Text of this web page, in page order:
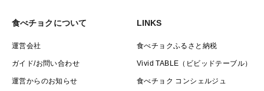
食べチョクについて
運営会社
ガイド/お問い合わせ
運営からのお知らせ
LINKS
食べチョクふるさと納税
Vivid TABLE（ビビッドテーブル）
食べチョク コンシェルジュ